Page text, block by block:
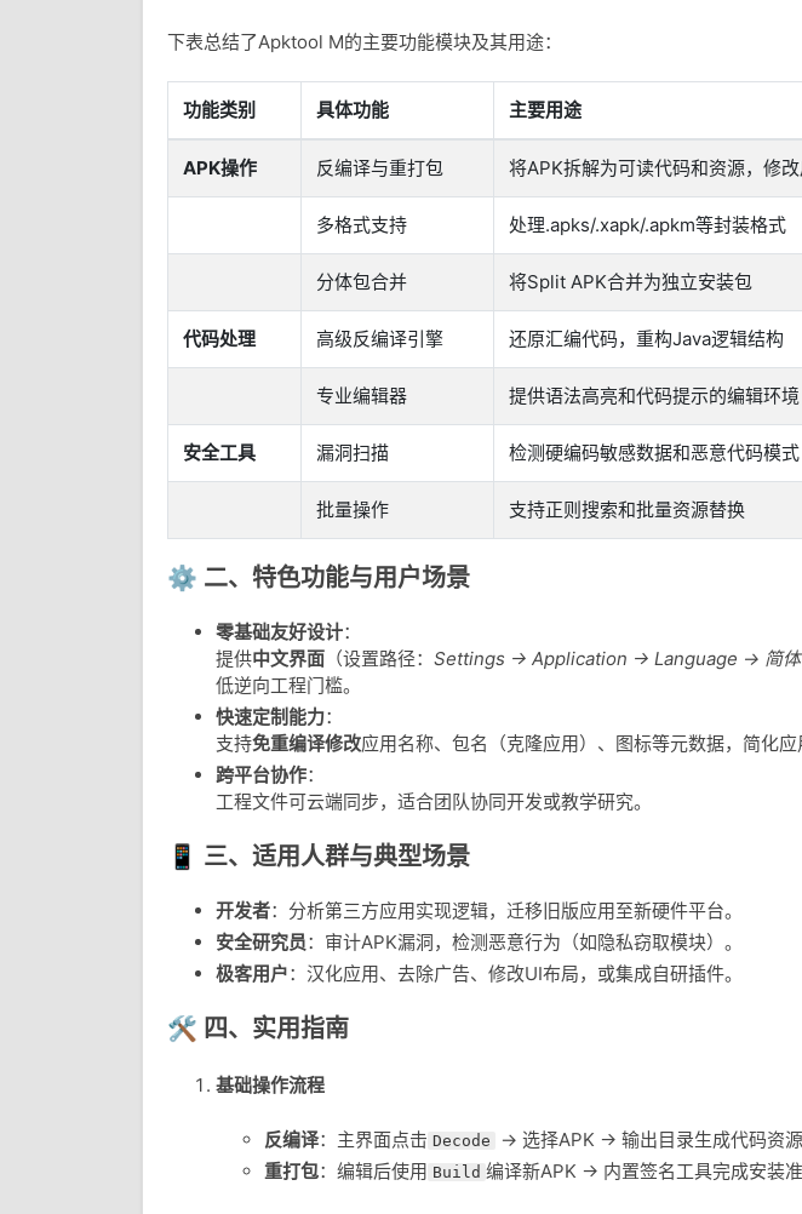
下表总结了Apktool M的主要功能模块及其用途：
功能类别 具体功能 主要用途
APK操作 反编译与重打包 将APK拆解为可读代码和资源，修
多格式支持 处理.apks/.xapk/.apkm等封装格式
分体包合并 将Split APK合并为独立安装包
代码处理 高级反编译引擎 还原汇编代码，重构Java逻辑结构
专业编辑器 提供语法高亮和代码提示的编辑环境
安全工具 漏洞扫描 检测硬编码敏感数据和恶意代码模式
批量操作 支持正则搜索和批量资源替换
⚙️ 二、特色功能与用户场景
零基础友好设计：
提供中文界面 （设置路径： Settings → Application → Language → 简体
低逆向工程门槛。
快速定制能力：
支持免重编译修改应用名称、包名（克隆应用）、图标等元数据，简化应
跨平台协作：
工程文件可云端同步，适合团队协同开发或教学研究。
📱 三、适用人群与典型场景
开发者：分析第三方应用实现逻辑，迁移旧版应用至新硬件平台。
安全研究员：审计APK漏洞，检测恶意行为（如隐私窃取模块）。
极客用户：汉化应用、去除广告、修改UI布局，或集成自研插件。
🛠️ 四、实用指南
基础操作流程
反编译：主界面点击 Decode
→ 选择APK → 输出目录生成代码资源
重打包：编辑后使用 Build 编译新APK → 内置签名工具完成安装准